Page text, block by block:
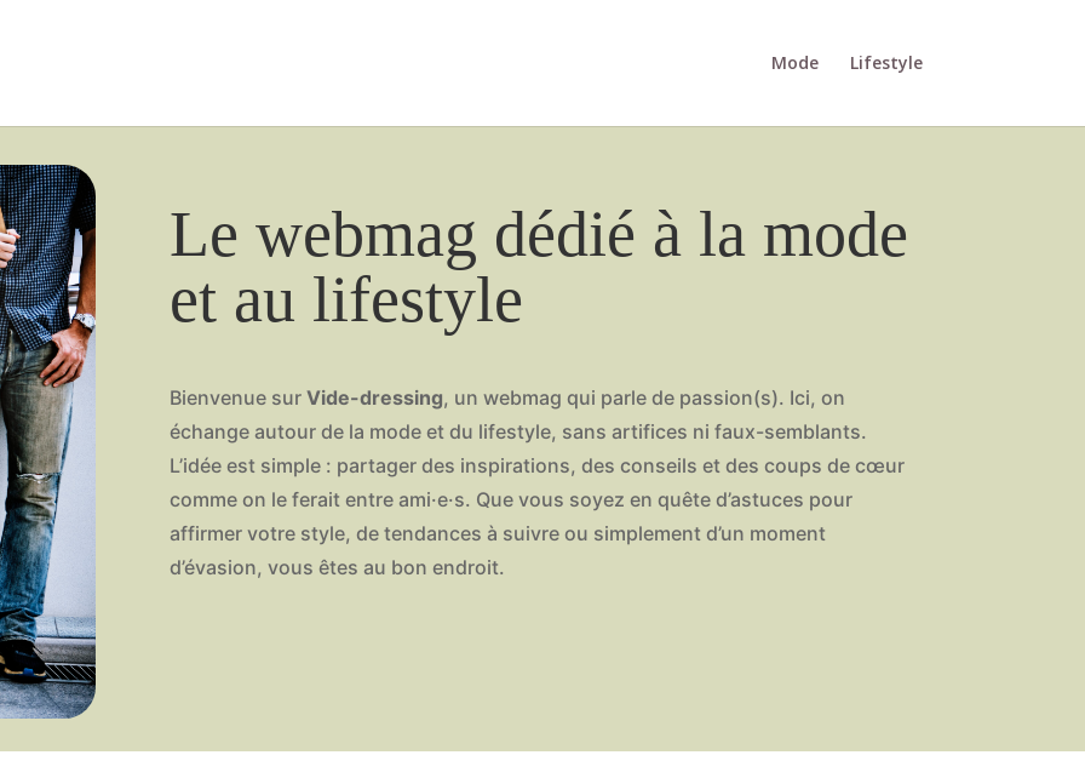
Mode Lifestyle
Le webmag dédié à la mode
et au lifestyle
Bienvenue surVide-dressing, un webmag qui parle de passion(s). Ici, on
échange autour de la mode et du lifestyle, sans artifices ni faux-semblants.
L’idée est simple : partager des inspirations, des conseils et des coups de cœur
comme on le ferait entre ami·e·s. Que vous soyez en quête d’astuces pour
affirmer votre style, de tendances à suivre ou simplement d’un moment
d’évasion, vous êtes au bon endroit.